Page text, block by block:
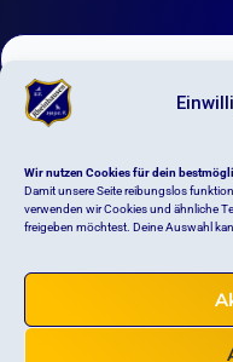
Wir nutzen Cookies für dein
Damit unsere Seite reibungslos
verwenden wir Cookies und ähnliche
freigeben möchtest. Deine Auswahl
Impressum